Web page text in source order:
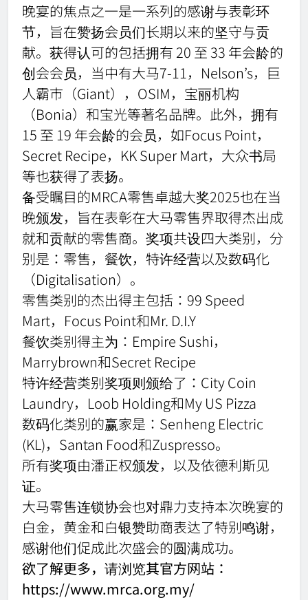
晚宴的焦点之一是一系列的感谢与表彰环
节，旨在赞扬会员们长期以来的坚守与贡
献。获得认可的包括拥有 20 至 33 年会龄的
创会会员，当中有大马7-11，Nelson’s，巨
人霸市（Giant），OSIM，宝丽机构
（Bonia）和宝光等著名品牌。此外，拥有
15 至 19 年会龄的会员，如Focus Point，
Secret Recipe，KK Super Mart，大众书局
等也获得了表扬。
备受瞩目的MRCA零售卓越大奖2025也在当
晚颁发，旨在表彰在大马零售界取得杰出成
就和贡献的零售商。奖项共设四大类别，分
别是：零售，餐饮，特许经营以及数码化
（Digitalisation）。
零售类别的杰出得主包括：99 Speed
Mart，Focus Point和Mr. D.I.Y
餐饮类别得主为：Empire Sushi，
Marrybrown和Secret Recipe
特许经营类别奖项则颁给了：City Coin
Laundry，Loob Holding和My US Pizza
数码化类别的赢家是：Senheng Electric
(KL)，Santan Food和Zuspresso。
所有奖项由潘正权颁发，以及依德利斯见
证。
大马零售连锁协会也对鼎力支持本次晚宴的
白金，黄金和白银赞助商表达了特别鸣谢，
感谢他们促成此次盛会的圆满成功。
欲了解更多，请浏览其官方网站：
https://www.mrca.org.my/